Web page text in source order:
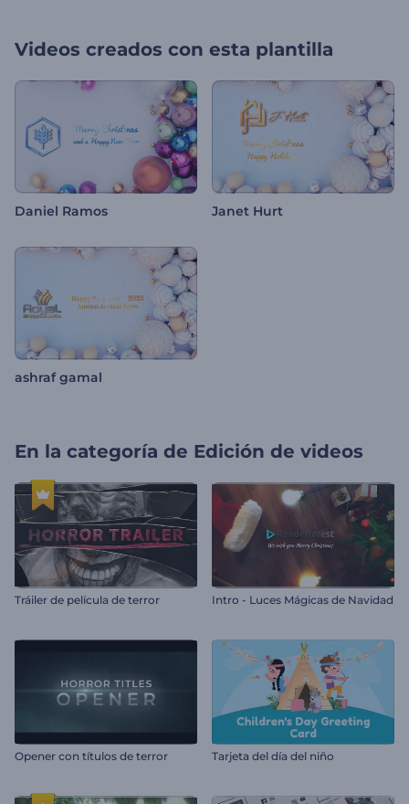
Videos creados con esta plantilla
Daniel Ramos Janet Hurt
ashraf gamal
En la categoría de Edición de videos
Tráiler de película de terror Intro - Luces Mágicas de Navidad
Opener con títulos de terror Tarjeta del día del niño